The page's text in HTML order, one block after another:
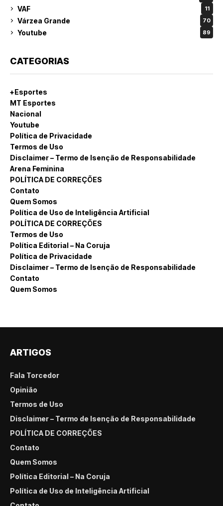
VAF 11
Várzea Grande 70
Youtube 89
CATEGORIAS
+Esportes
MT Esportes
Nacional
Youtube
Política de Privacidade
Termos de Uso
Disclaimer – Termo de Isenção de Responsabilidade
Arena Feminina
POLÍTICA DE CORREÇÕES
Contato
Quem Somos
Política de Uso de Inteligência Artificial
POLÍTICA DE CORREÇÕES
Termos de Uso
Política Editorial – Na Coruja
Política de Privacidade
Disclaimer – Termo de Isenção de Responsabilidade
Contato
Quem Somos
ARTIGOS
Fala Torcedor
Opinião
Termos de Uso
Disclaimer – Termo de Isenção de Responsabilidade
POLÍTICA DE CORREÇÕES
Contato
Quem Somos
Política Editorial – Na Coruja
Política de Uso de Inteligência Artificial